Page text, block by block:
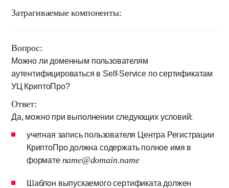
Затрагиваемые компоненты:
Вопрос:
Можно ли доменным пользователям
аутентифицироваться в Self-Service по сертификатам
УЦ КриптоПро?
Ответ:
Да, можно при выполнении следующих условий:
учетная запись пользователя Центра Регистрации
КриптоПро должна содержать полное имя в
формате name@domain.name
Шаблон выпускаемого сертификата должен